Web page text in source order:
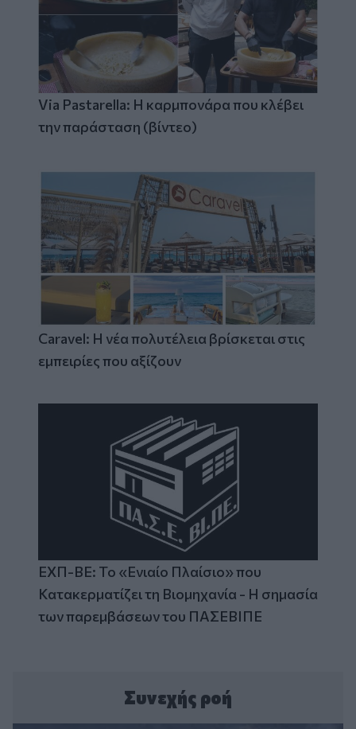
Via Pastarella: Η καρμπονάρα που κλέβει
την παράσταση (βίντεο)
Caravel: Η νέα πολυτέλεια βρίσκεται στις
εμπειρίες που αξίζουν
ΕΧΠ-ΒΕ: Το «Ενιαίο Πλαίσιο» που
Κατακερματίζει τη Βιομηχανία - Η σημασία
των παρεμβάσεων του ΠΑΣΕΒΙΠΕ
Συνεχής ροή